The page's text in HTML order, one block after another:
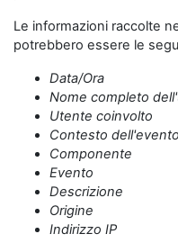
Le informazioni raccolte
potrebbero essere le
Data/Ora
Nome completo
Utente coinvolto
Contesto dell'evento
Componente
Evento
Descrizione
Origine
Indirizzo IP